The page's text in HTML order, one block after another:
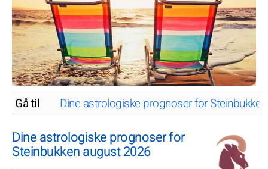
Gå til Dine astrologiske prognoser for
Dine astrologiske prognoser for
Steinbukken august 2026